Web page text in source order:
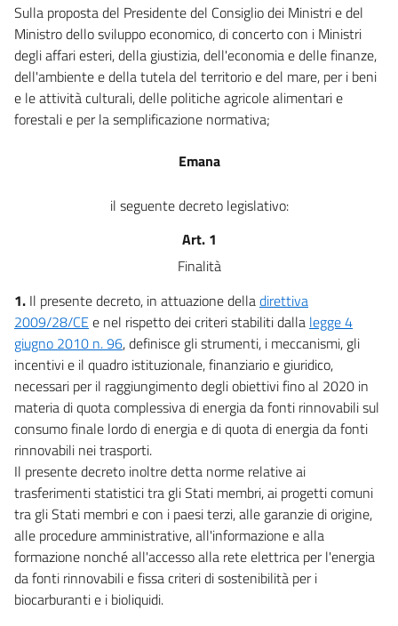
DISPOSIZIONI FINALI
45
46
47
Allegato 1
Allegato 3
Allegato 3
Allegato 4
Allegato 4
Sulla proposta del Presidente del Consiglio dei Ministri e del
Ministro dello sviluppo economico, di concerto con i Ministri
degli affari esteri, della giustizia, dell'economia e delle finanze,
dell'ambiente e della tutela del territorio e del mare, per i beni
e le attività culturali, delle politiche agricole alimentari e
forestali e per la semplificazione normativa;
Emana
il seguente decreto legislativo:
Art. 1
Finalità
1. Il presente decreto, in attuazione delladirettiva
2009/28/CE e nel rispetto dei criteri stabiliti dalla legge 4
giugno 2010 n. 96, definisce gli strumenti, i meccanismi, gli
incentivi e il quadro istituzionale, finanziario e giuridico,
necessari per il raggiungimento degli obiettivi fino al 2020 in
materia di quota complessiva di energia da fonti rinnovabili sul
consumo finale lordo di energia e di quota di energia da fonti
rinnovabili nei trasporti.
Il presente decreto inoltre detta norme relative ai
trasferimenti statistici tra gli Stati membri, ai progetti comuni
tra gli Stati membri e con i paesi terzi, alle garanzie di origine,
alle procedure amministrative, all'informazione e alla
formazione nonché all'accesso alla rete elettrica per l'energia
da fonti rinnovabili e fissa criteri di sostenibilità per i
biocarburanti e i bioliquidi.